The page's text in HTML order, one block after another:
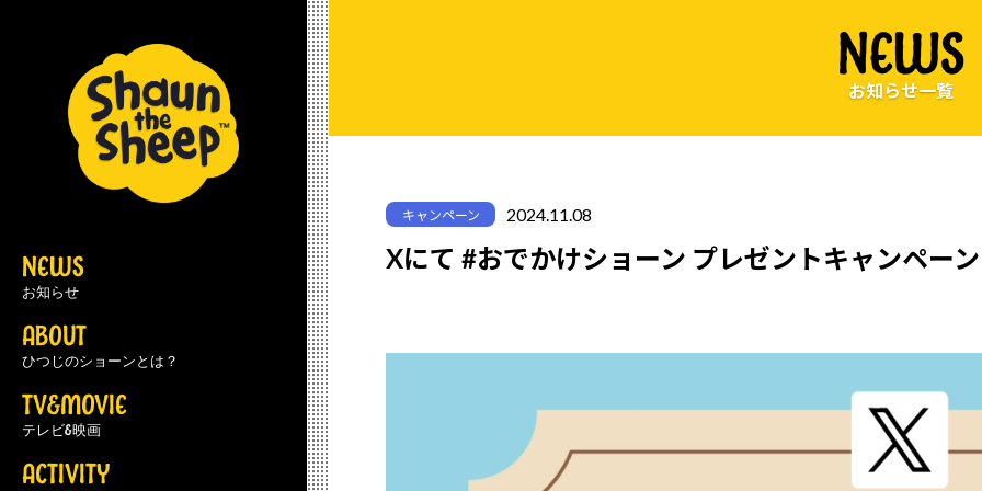
NEWS
お知らせ
ABOUT
ひつじのショーンとは？
TV&MOVIE
テレビ&映画
ACTIVITY
NEWS
お知らせ一覧
キャンペーン 2024.11.08
Xにて #おでかけショーン プレゼントキャンペー